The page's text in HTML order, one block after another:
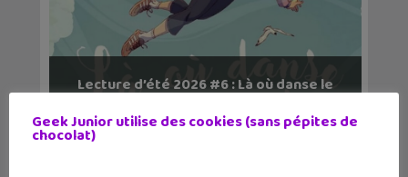
Lecture d’été 2026 #6 : Là où danse le
Geek Junior utilise des cookies (sans pépites de
chocolat)